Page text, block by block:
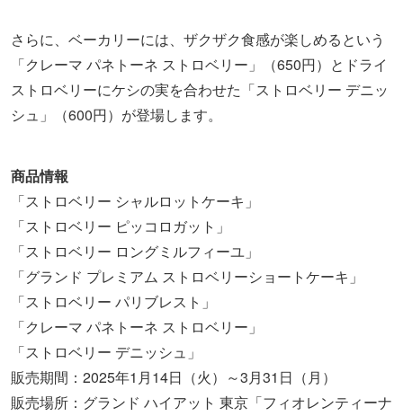
さらに、ベーカリーには、ザクザク食感が楽しめるという
「クレーマ パネトーネ ストロベリー」（650円）とドライ
ストロベリーにケシの実を合わせた「ストロベリー デニッ
シュ」（600円）が登場します。
商品情報
「ストロベリー シャルロットケーキ」
「ストロベリー ピッコロガット」
「ストロベリー ロングミルフィーユ」
「グランド プレミアム ストロベリーショートケーキ」
「ストロベリー パリブレスト」
「クレーマ パネトーネ ストロベリー」
「ストロベリー デニッシュ」
販売期間：2025年1月14日（火）～3月31日（月）
販売場所：グランド ハイアット 東京「フィオレンティーナ